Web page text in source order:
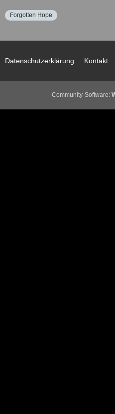
Forgotten Hope
Datenschutzerklärung Kontakt
Community-Software: